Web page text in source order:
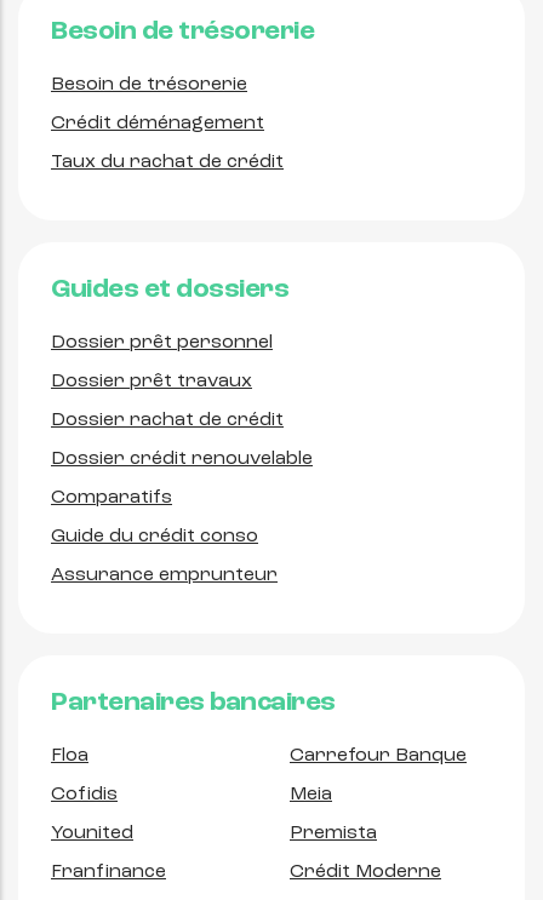
Besoin de trésorerie
Besoin de trésorerie
Crédit déménagement
Taux du rachat de crédit
Guides et dossiers
Dossier prêt personnel
Dossier prêt travaux
Dossier rachat de crédit
Dossier crédit renouvelable
Comparatifs
Guide du crédit conso
Assurance emprunteur
Partenaires bancaires
Floa
Cofidis
Younited
Franfinance
Carrefour Banque
Meia
Premista
Crédit Moderne